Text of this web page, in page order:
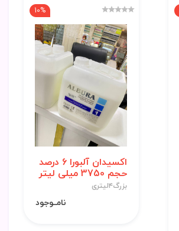
10%
اکسیدان آلبورا 6 درصد
حجم 3750 میلی لیتر
بزرگ۴لیتری
نامــوجود